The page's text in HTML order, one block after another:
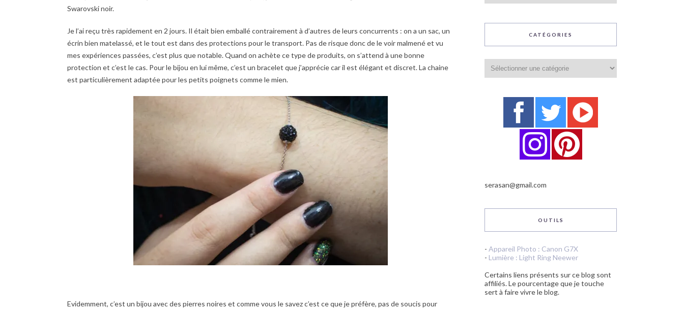
Swarovski noir.
Je l’ai reçu très rapidement en 2 jours. Il était bien emballé contrairement à d’autres de leurs concurrents : on a un sac, un
écrin bien matelassé, et le tout est dans des protections pour le transport. Pas de risque donc de le voir malmené et vu
mes expériences passées, c’est plus que notable. Quand on achète ce type de produits, on s’attend à une bonne
protection et c’est le cas. Pour le bijou en lui même, c’est un bracelet que j’apprécie car il est élégant et discret. La chaine
est particulièrement adaptée pour les petits poignets comme le mien.
Evidemment, c’est un bijou avec des pierres noires et comme vous le savez c’est ce que je préfère, pas de soucis pour
CATÉGORIES
serasan@gmail.com
OUTILS
- Appareil Photo : Canon G7X
- Lumière : Light Ring Neewer
Certains liens présents sur ce blog sont
affiliés. Le pourcentage que je touche
sert à faire vivre le blog.